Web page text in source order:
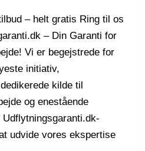
– helt gratis Ring til os
– Din Garanti for
Vi er begejstrede for
initiativ,
kilde til
og enestående
udvide vores ekspertise